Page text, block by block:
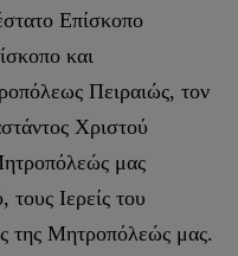
Επίσκοπο
και
Πειραιώς, τον
Χριστού
μας
Ιερείς του
της Μητροπόλεώς μας.